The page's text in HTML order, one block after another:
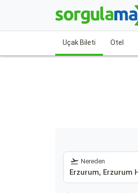
Uçak Bileti Otel
Nereden